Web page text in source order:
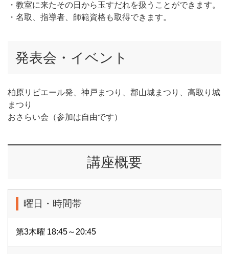
・教室に来たその日から玉すだれを扱うことができます。
・名取、指導者、師範資格も取得できます。
発表会・イベント
柏原リビエール発、神戸まつり、郡山城まつり、高取り城
まつり
おさらい会（参加は自由です）
講座概要
曜日・時間帯
第3木曜 18:45～20:45